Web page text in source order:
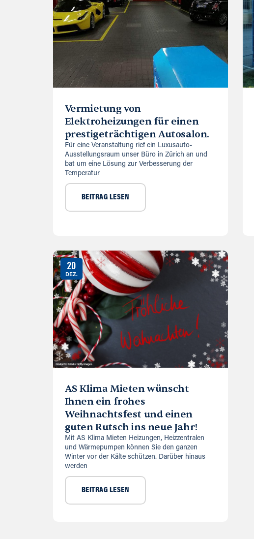
Vermietung von
Elektroheizungen für einen
prestigeträchtigen Autosalon.
Für eine Veranstaltung rief ein Luxusauto-
Ausstellungsraum unser Büro in Zürich an und
bat um eine Lösung zur Verbesserung der
Temperatur
BEITRAG LESEN
20
DEZ.
AS Klima Mieten wünscht
Ihnen ein frohes
Weihnachtsfest und einen
guten Rutsch ins neue Jahr!
Mit AS Klima Mieten Heizungen, Heizzentralen
und Wärmepumpen können Sie den ganzen
Winter vor der Kälte schützen. Darüber hinaus
werden
BEITRAG LESEN